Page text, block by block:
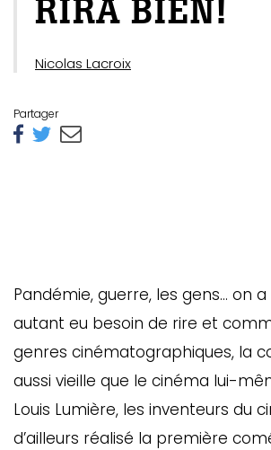
RIRA BIEN!
Nicolas Lacroix
Partager
Pandémie, guerre, les gens… on
autant eu besoin de rire et
genres cinématographiques, la
aussi vieille que le cinéma lui-
Louis Lumière, les inventeurs du
d’ailleurs réalisé la première